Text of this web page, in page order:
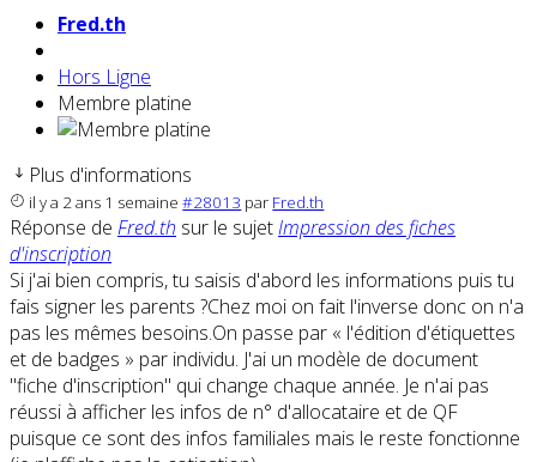
Fred.th
Hors Ligne
Membre platine
Plus d'informations
il y a 2 ans 1 semaine #28013 par Fred.th
Réponse de Fred.th sur le sujetImpression des fiches
d'inscription
Si j'ai bien compris, tu saisis d'abord les informations puis tu
fais signer les parents ?Chez moi on fait l'inverse donc on n'a
pas les mêmes besoins.On passe par « l'édition d'étiquettes
et de badges » par individu. J'ai un modèle de document
"fiche d'inscription" qui change chaque année. Je n'ai pas
réussi à afficher les infos de n° d'allocataire et de QF
puisque ce sont des infos familiales mais le reste fonctionne